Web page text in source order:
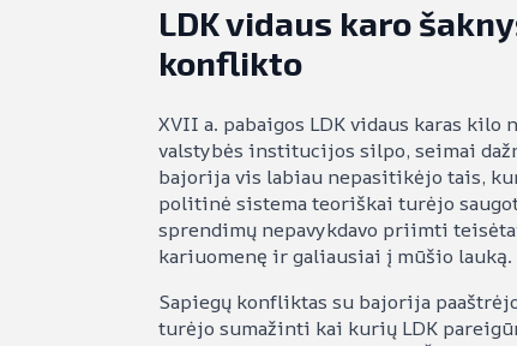
LDK vidaus karo
konflikto
XVII a. pabaigos LDK vidaus karas
valstybės institucijos silpo, seimai
bajorija vis labiau nepasitikėjo tais,
politinė sistema teoriškai turėjo
sprendimų nepavykdavo priimti
kariuomenę ir galiausiai į mūšio lauką.
Sapiegų konfliktas su bajorija
turėjo sumažinti kai kurių LDK